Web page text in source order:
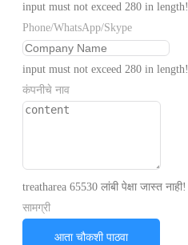
input must not exceed 280 in length!
Phone/WhatsApp/Skype
input must not exceed 280 in length!
कंपनीचे नाव
treatharea 65530 लांबी पेक्षा जास्त नाही!
सामग्री
आता चौकशी पाठवा